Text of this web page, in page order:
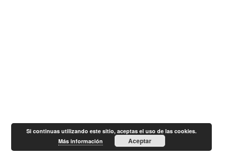
Si continuas utilizando este sitio, aceptas el uso de las cookies.
Más información
Aceptar